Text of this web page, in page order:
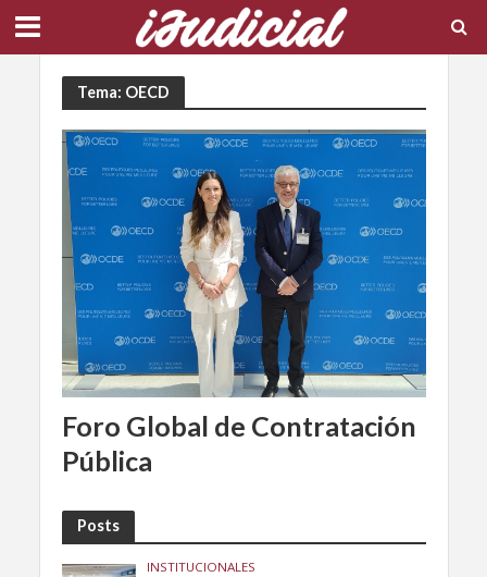
Tema: OECD
Foro Global de Contratación
Pública
Posts
INSTITUCIONALES